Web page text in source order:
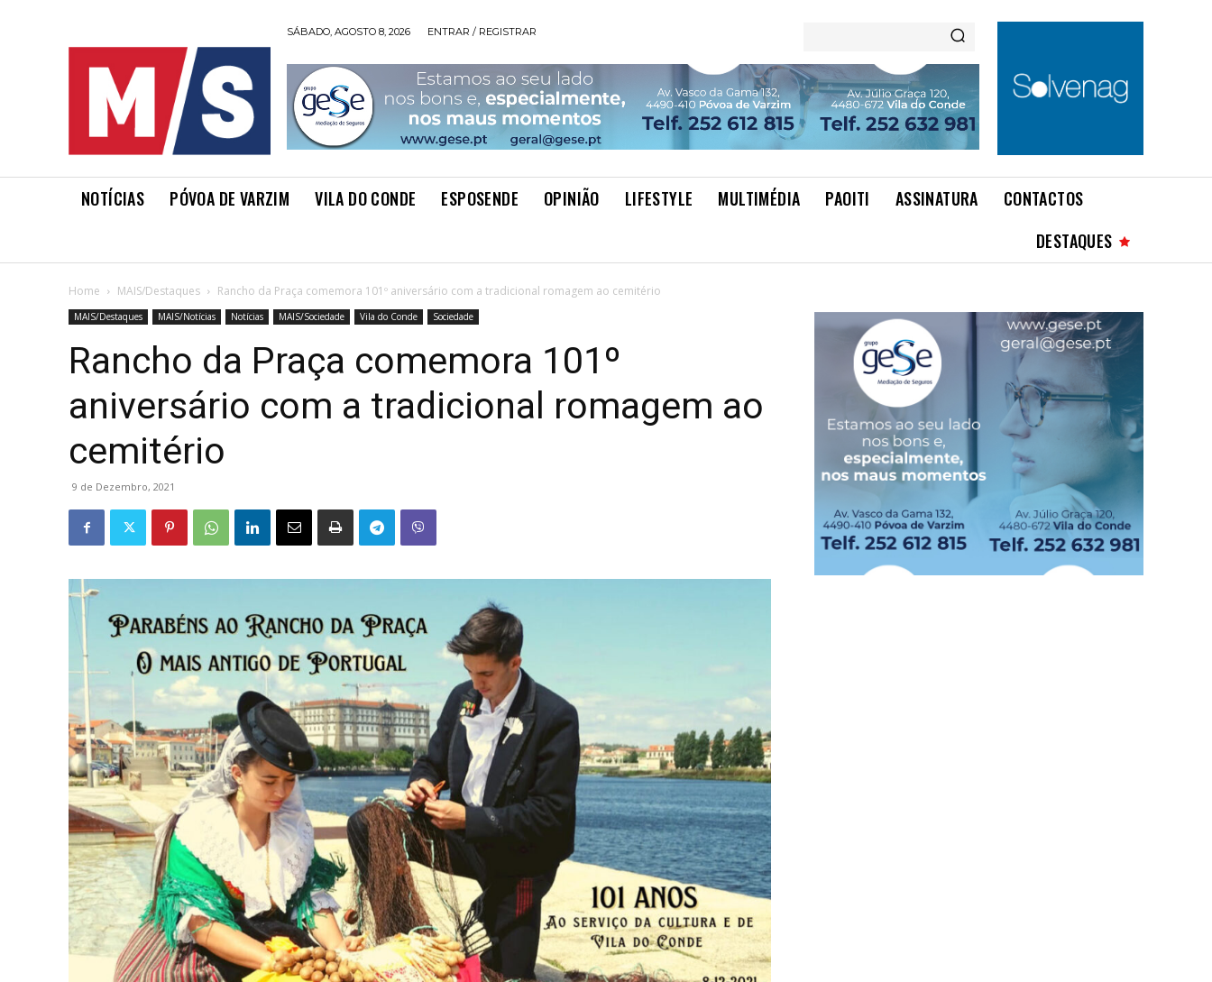
SÁBADO, AGOSTO 8, 2026 ENTRAR / REGISTRAR
NOTÍCIAS PÓVOA DE VARZIM VILA DO CONDE ESPOSENDE OPINIÃO LIFESTYLE MULTIMÉDIA PAOITI ASSINATURA
CONTACTOS
DESTAQUES
Home MAIS/Destaques Rancho da Praça comemora 101º aniversário com a tradicional romagem ao cemitério
MAIS/Destaques MAIS/Notícias Notícias MAIS/Sociedade Vila do Conde Sociedade
Rancho da Praça comemora 101º
aniversário com a tradicional romagem ao
cemitério
9 de Dezembro, 2021